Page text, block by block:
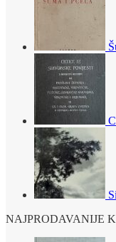
NAJPRODAVANIJE